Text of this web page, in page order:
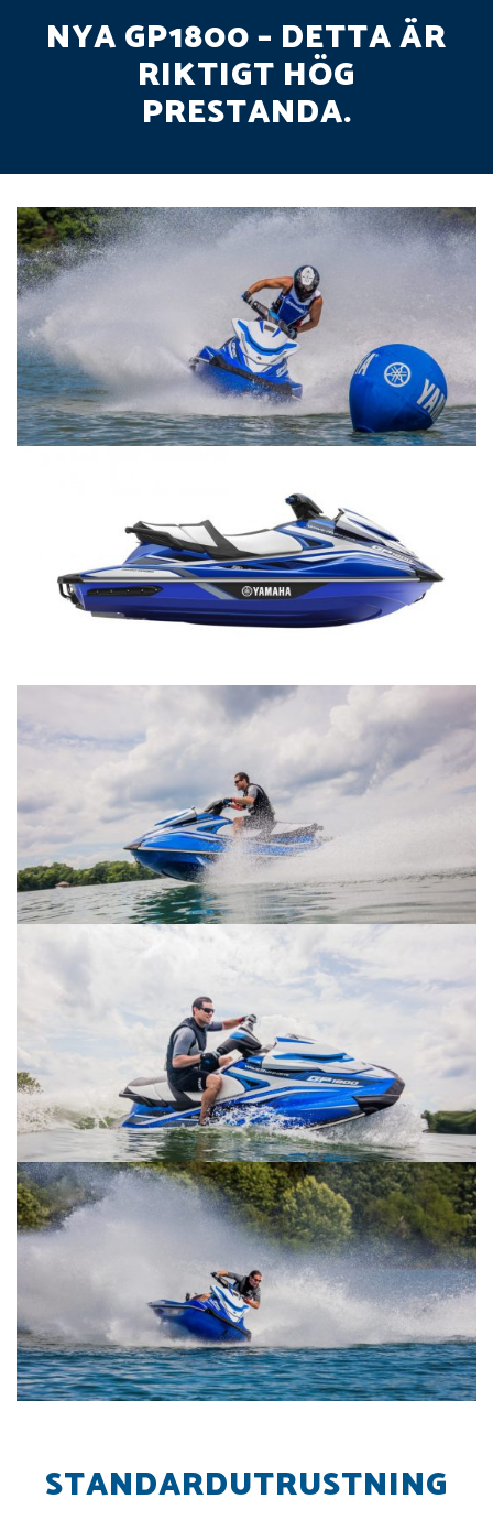
NYA GP1800 – DETTA ÄR
RIKTIGT HÖG
PRESTANDA.
STANDARDUTRUSTNING